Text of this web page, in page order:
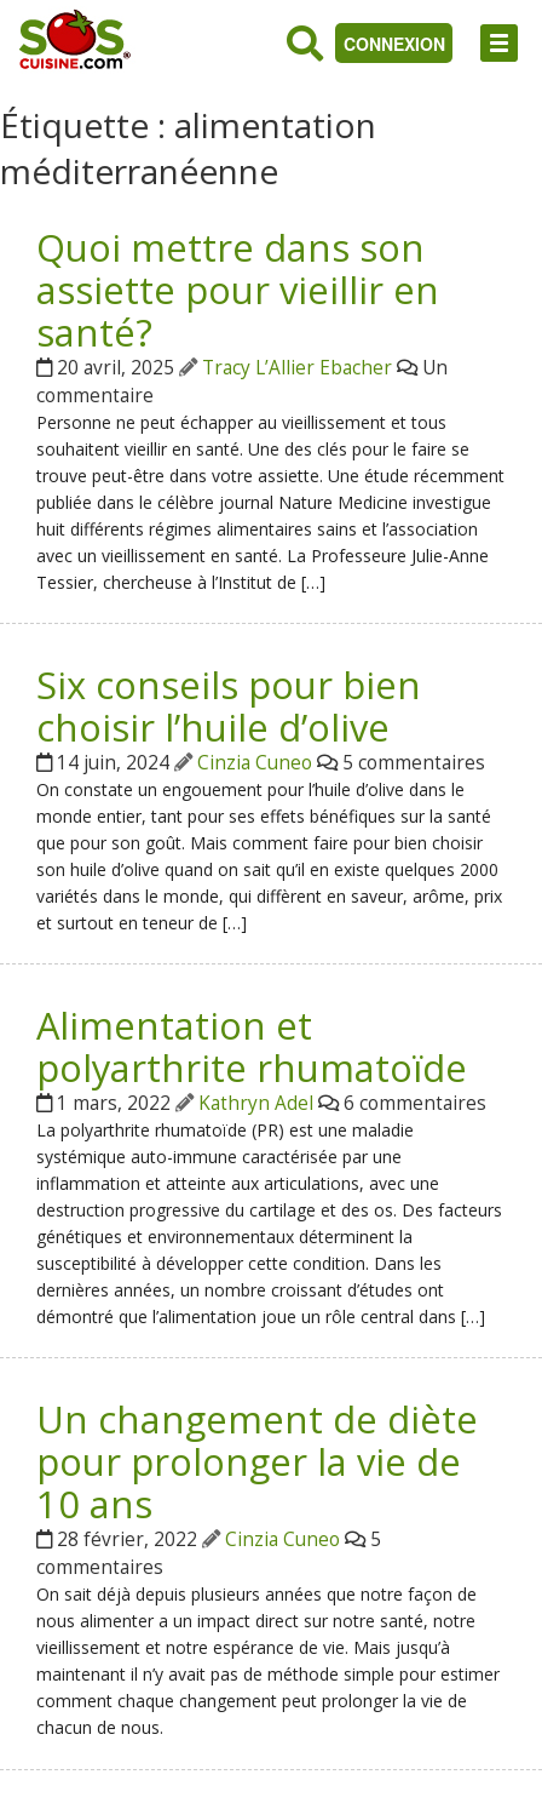
CONNEXION
Étiquette : alimentation
méditerranéenne
Quoi mettre dans son
assiette pour vieillir en
santé?
20 avril, 2025 Tracy L’Allier Ebacher
Un
commentaire
Personne ne peut échapper au vieillissement et tous
souhaitent vieillir en santé. Une des clés pour le faire se
trouve peut-être dans votre assiette. Une étude récemment
publiée dans le célèbre journal Nature Medicine investigue
huit différents régimes alimentaires sains et l’association
avec un vieillissement en santé. La Professeure Julie-Anne
Tessier, chercheuse à l’Institut de […]
Six conseils pour bien
choisir l’huile d’olive
14 juin, 2024 Cinzia Cuneo 5 commentaires
On constate un engouement pour l’huile d’olive dans le
monde entier, tant pour ses effets bénéfiques sur la santé
que pour son goût. Mais comment faire pour bien choisir
son huile d’olive quand on sait qu’il en existe quelques 2000
variétés dans le monde, qui diffèrent en saveur, arôme, prix
et surtout en teneur de […]
Alimentation et
polyarthrite rhumatoïde
1 mars, 2022 Kathryn Adel 6 commentaires
La polyarthrite rhumatoïde (PR) est une maladie
systémique auto-immune caractérisée par une
inflammation et atteinte aux articulations, avec une
destruction progressive du cartilage et des os. Des facteurs
génétiques et environnementaux déterminent la
susceptibilité à développer cette condition. Dans les
dernières années, un nombre croissant d’études ont
démontré que l’alimentation joue un rôle central dans […]
Un changement de diète
pour prolonger la vie de
10 ans
28 février, 2022 Cinzia Cuneo
5
commentaires
On sait déjà depuis plusieurs années que notre façon de
nous alimenter a un impact direct sur notre santé, notre
vieillissement et notre espérance de vie. Mais jusqu’à
maintenant il n’y avait pas de méthode simple pour estimer
comment chaque changement peut prolonger la vie de
chacun de nous.